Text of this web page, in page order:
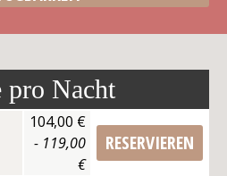
pro Nacht
104,00 €
- 119,00
€
RESERVIEREN